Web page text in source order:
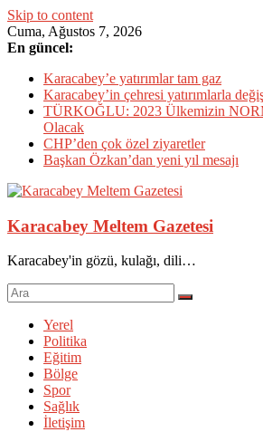
Skip to content
Cuma, Ağustos 7, 2026
En güncel:
Karacabey’e yatırımlar tam gaz
Karacabey’in çehresi yatırımlarla
TÜRKOĞLU: 2023 Ülkemizin
Olacak
CHP’den çok özel ziyaretler
Başkan Özkan’dan yeni yıl mesajı
Karacabey Meltem Gazetesi
Karacabey'in gözü, kulağı, dili…
Yerel
Politika
Eğitim
Bölge
Spor
Sağlık
İletişim